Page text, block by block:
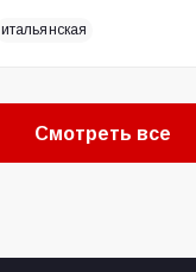
итальянская
Смотреть все